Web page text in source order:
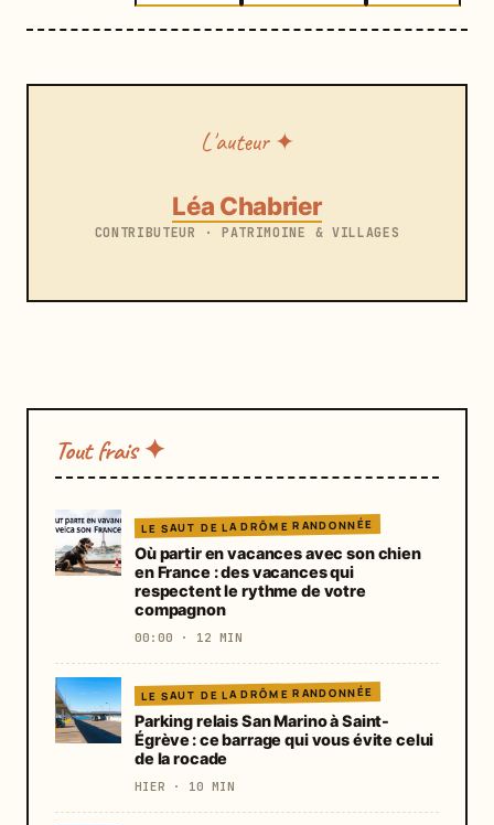
L'auteur ✦
Léa Chabrier
CONTRIBUTEUR · PATRIMOINE & VILLAGES
Tout frais ✦
LE SAUT DE LA DRÔME RANDONNÉE
Où partir en vacances avec son chien
en France : des vacances qui
respectent le rythme de votre
compagnon
00:00 · 12 MIN
LE SAUT DE LA DRÔME RANDONNÉE
Parking relais San Marino à Saint-
Égrève : ce barrage qui vous évite celui
de la rocade
HIER · 10 MIN